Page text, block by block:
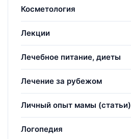
Косметология
Лекции
Лечебное питание, диеты
Лечение за рубежом
Личный опыт мамы (статьи)
Логопедия